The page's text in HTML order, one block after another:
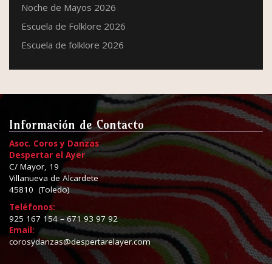
Noche de Mayos 2026
Escuela de Folklore 2026
Escuela de folklore 2026
Información de Contacto
Asoc. Coros y Danzas
Despertar el Ayer
C/ Mayor, 19
Villanueva de Alcardete
45810 (Toledo)
Teléfonos:
925 167 154 – 671 93 97 92
Email:
corosydanzas@despertarelayer.com